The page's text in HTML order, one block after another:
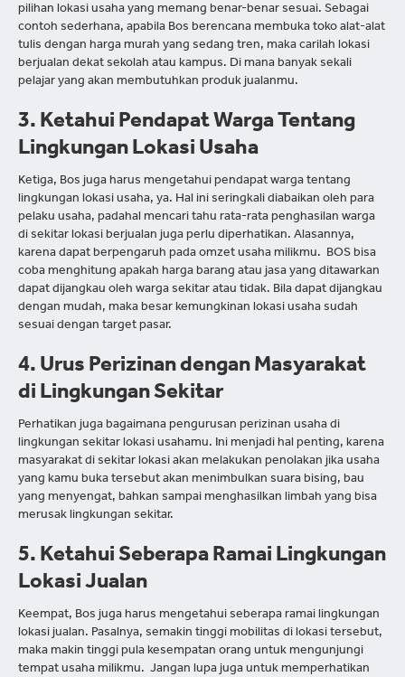
pilihan lokasi usaha yang memang benar-benar sesuai. Sebagai
contoh sederhana, apabila Bos berencana membuka toko alat-alat
tulis dengan harga murah yang sedang tren, maka carilah lokasi
berjualan dekat sekolah atau kampus. Di mana banyak sekali
pelajar yang akan membutuhkan produk jualanmu.
3. Ketahui Pendapat Warga Tentang
Lingkungan Lokasi Usaha
Ketiga, Bos juga harus mengetahui pendapat warga tentang
lingkungan lokasi usaha, ya. Hal ini seringkali diabaikan oleh para
pelaku usaha, padahal mencari tahu rata-rata penghasilan warga
di sekitar lokasi berjualan juga perlu diperhatikan. Alasannya,
karena dapat berpengaruh pada omzet usaha milikmu. BOS bisa
coba menghitung apakah harga barang atau jasa yang ditawarkan
dapat dijangkau oleh warga sekitar atau tidak. Bila dapat dijangkau
dengan mudah, maka besar kemungkinan lokasi usaha sudah
sesuai dengan target pasar.
4. Urus Perizinan dengan Masyarakat
di Lingkungan Sekitar
Perhatikan juga bagaimana pengurusan perizinan usaha di
lingkungan sekitar lokasi usahamu. Ini menjadi hal penting, karena
masyarakat di sekitar lokasi akan melakukan penolakan jika usaha
yang kamu buka tersebut akan menimbulkan suara bising, bau
yang menyengat, bahkan sampai menghasilkan limbah yang bisa
merusak lingkungan sekitar.
5. Ketahui Seberapa Ramai Lingkungan
Lokasi Jualan
Keempat, Bos juga harus mengetahui seberapa ramai lingkungan
lokasi jualan. Pasalnya, semakin tinggi mobilitas di lokasi tersebut,
maka makin tinggi pula kesempatan orang untuk mengunjungi
tempat usaha milikmu. Jangan lupa juga untuk memperhatikan